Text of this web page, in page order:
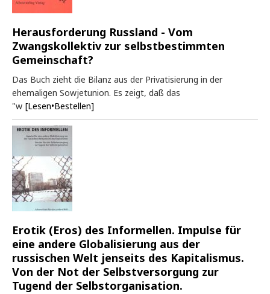
Herausforderung Russland - Vom
Zwangskollektiv zur selbstbestimmten
Gemeinschaft?
Das Buch zieht die Bilanz aus der Privatisierung in der
ehemaligen Sowjetunion. Es zeigt, daß das
"w [Lesen•Bestellen]
Erotik (Eros) des Informellen. Impulse für
eine andere Globalisierung aus der
russischen Welt jenseits des Kapitalismus.
Von der Not der Selbstversorgung zur
Tugend der Selbstorganisation.